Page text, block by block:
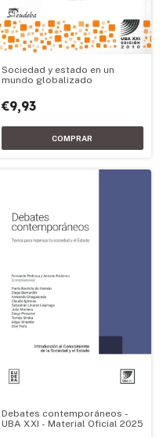
Sociedad y estado en un
mundo globalizado
€9,93
Debates contemporáneos -
UBA XXI - Material Oficial 2025